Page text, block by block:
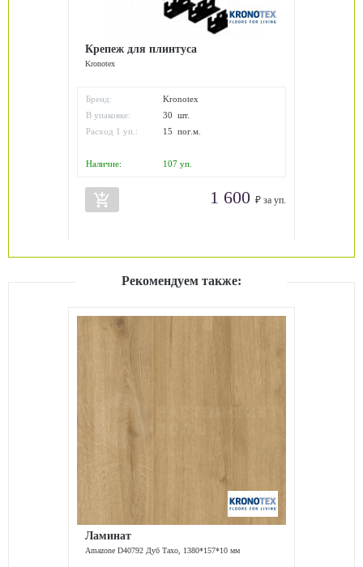
Крепеж для плинтуса
Kronotex
Бренд:
Kronotex
В упаковке:
30 шт.
Расход 1 уп.:
15 пог.м.
Наличие: 107 уп.
add_shopping_cart 1 600 ₽ за уп.
Рекомендуем также:
Ламинат
Amazone D40792 Дуб Тахо, 1380*157*10 мм